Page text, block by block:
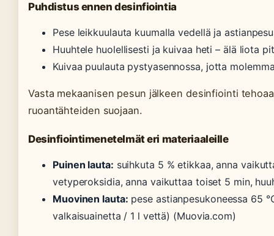
Puhdistus ennen desinfiointia
Pese leikkuulauta kuumalla vedellä ja
Huuhtele huolellisesti ja kuivaa heti – älä liota
Kuivaa puulauta pystyasennossa, jotta
Vasta mekaanisen pesun jälkeen desinfiointi
ruoantähteiden suojaan.
Desinfiointimenetelmät eri materiaaleille
Puinen lauta: suihkuta 5 % etikkaa, anna
vetyperoksidia, anna vaikuttaa toiset 5 min,
Muovinen lauta: pese astianpesukoneessa 65
valkaisuainetta / 1 l vettä) (Muovia.com)